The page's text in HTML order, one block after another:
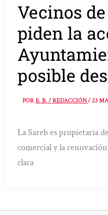
Vecinos
piden la
posible
PORE. B. / REDACCIÓN/23
La Sareb es propietaria
comercial y la
clara